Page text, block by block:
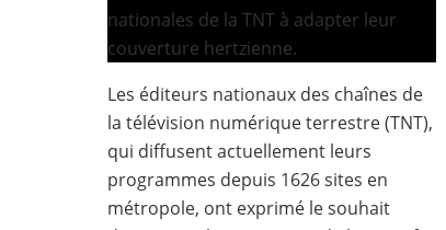
Les éditeurs nationaux des chaînes de
la télévision numérique terrestre (TNT),
qui diffusent actuellement leurs
programmes depuis 1626 sites en
métropole, ont exprimé le souhait